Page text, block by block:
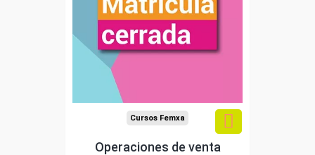
Cursos Femxa
Operaciones de venta